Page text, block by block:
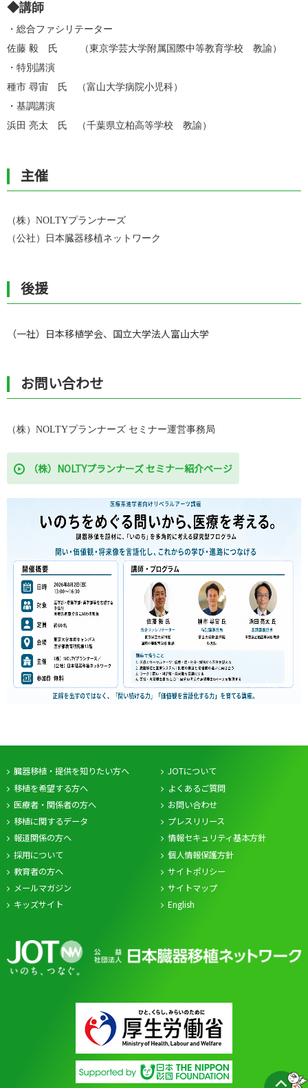
◆講師
・総合ファシリテーター
佐藤 毅 氏 （東京学芸大学附属国際中等教育学校 教諭）
・特別講演
種市 尋宙 氏 （富山大学病院小児科）
・基調講演
浜田 亮太 氏 （千葉県立柏高等学校 教諭）
主催
（株）NOLTYプランナーズ
（公社）日本臓器移植ネットワーク
後援
（一社）日本移植学会、国立大学法人富山大学
お問い合わせ
（株）NOLTYプランナーズ セミナー運営事務局
（株）NOLTYプランナーズ セミナー紹介ページ
臓器移植・提供を知りたい方へ
移植を希望する方へ
医療者・関係者の方へ
移植に関するデータ
JOTについて
よくあるご質問
お問い合わせ
プレスリリース
報道関係の方へ
採用について
教育者の方へ
メールマガジン
キッズサイト
情報セキュリティ基本方針
個人情報保護方針
サイトポリシー
サイトマップ
English